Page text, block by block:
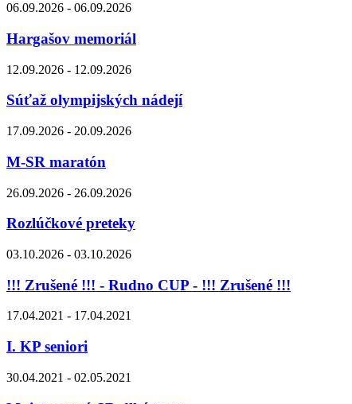
06.09.2026 - 06.09.2026
Hargašov memoriál
12.09.2026 - 12.09.2026
Súťaž olympijských nádejí
17.09.2026 - 20.09.2026
M-SR maratón
26.09.2026 - 26.09.2026
Rozlúčkové preteky
03.10.2026 - 03.10.2026
!!! Zrušené !!! - Rudno CUP - !!! Zrušené !!!
17.04.2021 - 17.04.2021
I. KP seniori
30.04.2021 - 02.05.2021